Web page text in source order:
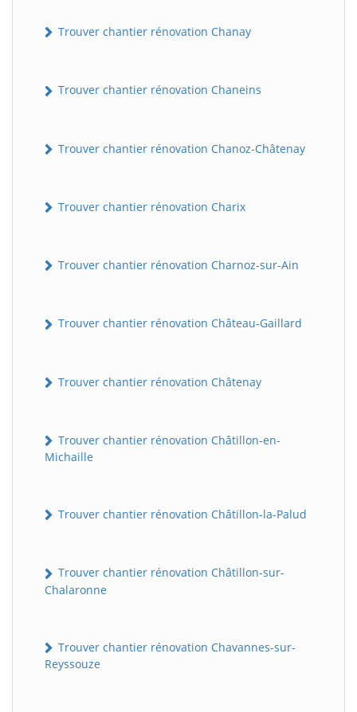
Trouver chantier rénovation Chanay
Trouver chantier rénovation Chaneins
Trouver chantier rénovation Chanoz-Châtenay
Trouver chantier rénovation Charix
Trouver chantier rénovation Charnoz-sur-Ain
Trouver chantier rénovation Château-Gaillard
Trouver chantier rénovation Châtenay
Trouver chantier rénovation Châtillon-en-
Michaille
Trouver chantier rénovation Châtillon-la-Palud
Trouver chantier rénovation Châtillon-sur-
Chalaronne
Trouver chantier rénovation Chavannes-sur-
Reyssouze